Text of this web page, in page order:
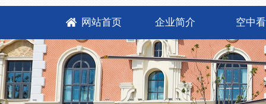
网站首页 企业简介 空中